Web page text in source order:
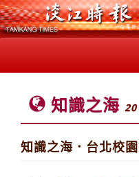
知識之海
知識之海．台北校